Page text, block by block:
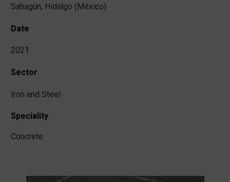
Sahagún, Hidalgo (México)
Date
2021
Sector
Iron and Steel
Speciality
Concrete